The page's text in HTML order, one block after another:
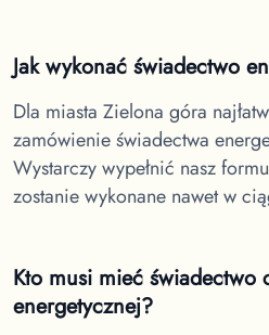
Jak wykonać świadectwo
Dla miasta Zielona góra
zamówienie świadectwa
Wystarczy wypełnić nasz
zostanie wykonane nawet w
Kto musi mieć świadectwo
energetycznej?